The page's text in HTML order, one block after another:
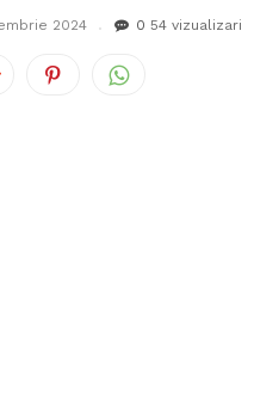
2024 0 54 vizualizari